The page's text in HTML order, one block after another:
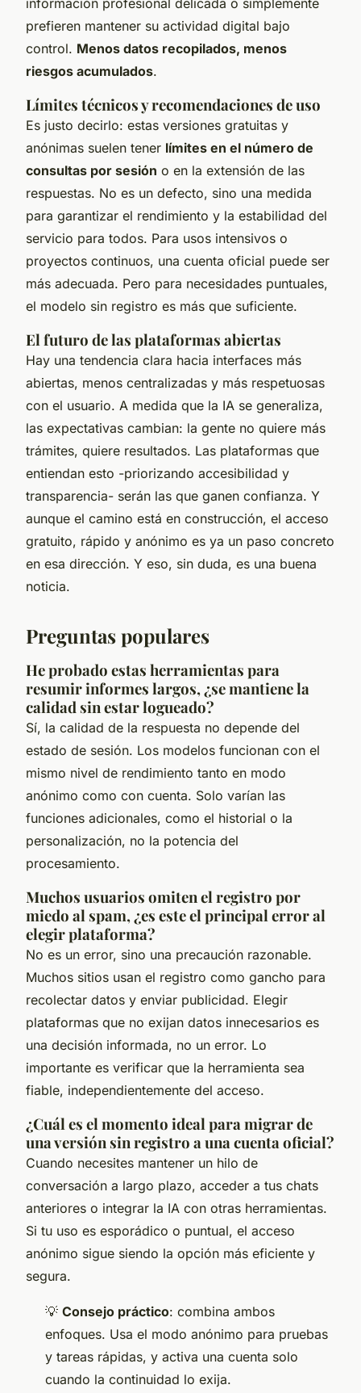
información profesional delicada o simplemente
prefieren mantener su actividad digital bajo
control. Menos datos recopilados, menos
riesgos acumulados.
Límites técnicos y recomendaciones de uso
Es justo decirlo: estas versiones gratuitas y
anónimas suelen tener límites en el número de
consultas por sesión o en la extensión de las
respuestas. No es un defecto, sino una medida
para garantizar el rendimiento y la estabilidad del
servicio para todos. Para usos intensivos o
proyectos continuos, una cuenta oficial puede ser
más adecuada. Pero para necesidades puntuales,
el modelo sin registro es más que suficiente.
El futuro de las plataformas abiertas
Hay una tendencia clara hacia interfaces más
abiertas, menos centralizadas y más respetuosas
con el usuario. A medida que la IA se generaliza,
las expectativas cambian: la gente no quiere más
trámites, quiere resultados. Las plataformas que
entiendan esto -priorizando accesibilidad y
transparencia- serán las que ganen confianza. Y
aunque el camino está en construcción, el acceso
gratuito, rápido y anónimo es ya un paso concreto
en esa dirección. Y eso, sin duda, es una buena
noticia.
Preguntas populares
He probado estas herramientas para
resumir informes largos, ¿se mantiene la
calidad sin estar logueado?
Sí, la calidad de la respuesta no depende del
estado de sesión. Los modelos funcionan con el
mismo nivel de rendimiento tanto en modo
anónimo como con cuenta. Solo varían las
funciones adicionales, como el historial o la
personalización, no la potencia del
procesamiento.
Muchos usuarios omiten el registro por
miedo al spam, ¿es este el principal error al
elegir plataforma?
No es un error, sino una precaución razonable.
Muchos sitios usan el registro como gancho para
recolectar datos y enviar publicidad. Elegir
plataformas que no exijan datos innecesarios es
una decisión informada, no un error. Lo
importante es verificar que la herramienta sea
fiable, independientemente del acceso.
¿Cuál es el momento ideal para migrar de
una versión sin registro a una cuenta oficial?
Cuando necesites mantener un hilo de
conversación a largo plazo, acceder a tus chats
anteriores o integrar la IA con otras herramientas.
Si tu uso es esporádico o puntual, el acceso
anónimo sigue siendo la opción más eficiente y
segura.
💡 Consejo práctico: combina ambos
enfoques. Usa el modo anónimo para pruebas
y tareas rápidas, y activa una cuenta solo
cuando la continuidad lo exija.